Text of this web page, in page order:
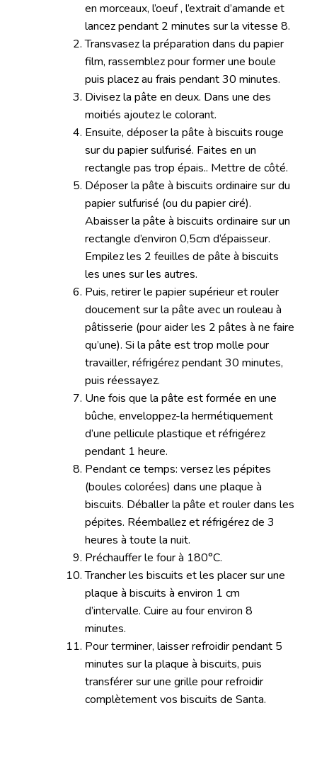
en morceaux, l’oeuf , l’extrait d’amande et
lancez pendant 2 minutes sur la vitesse 8.
Transvasez la préparation dans du papier
film, rassemblez pour former une boule
puis placez au frais pendant 30 minutes.
Divisez la pâte en deux. Dans une des
moitiés ajoutez le colorant.
Ensuite, déposer la pâte à biscuits rouge
sur du papier sulfurisé. Faites en un
rectangle pas trop épais.. Mettre de côté.
Déposer la pâte à biscuits ordinaire sur du
papier sulfurisé (ou du papier ciré).
Abaisser la pâte à biscuits ordinaire sur un
rectangle d’environ 0,5cm d’épaisseur.
Empilez les 2 feuilles de pâte à biscuits
les unes sur les autres.
Puis, retirer le papier supérieur et rouler
doucement sur la pâte avec un rouleau à
pâtisserie (pour aider les 2 pâtes à ne faire
qu’une). Si la pâte est trop molle pour
travailler, réfrigérez pendant 30 minutes,
puis réessayez.
Une fois que la pâte est formée en une
bûche, enveloppez-la hermétiquement
d’une pellicule plastique et réfrigérez
pendant 1 heure.
Pendant ce temps: versez les pépites
(boules colorées) dans une plaque à
biscuits. Déballer la pâte et rouler dans les
pépites. Réemballez et réfrigérez de 3
heures à toute la nuit.
Préchauffer le four à 180°C.
Trancher les biscuits et les placer sur une
plaque à biscuits à environ 1 cm
d’intervalle. Cuire au four environ 8
minutes.
Pour terminer, laisser refroidir pendant 5
minutes sur la plaque à biscuits, puis
transférer sur une grille pour refroidir
complètement vos biscuits de Santa.